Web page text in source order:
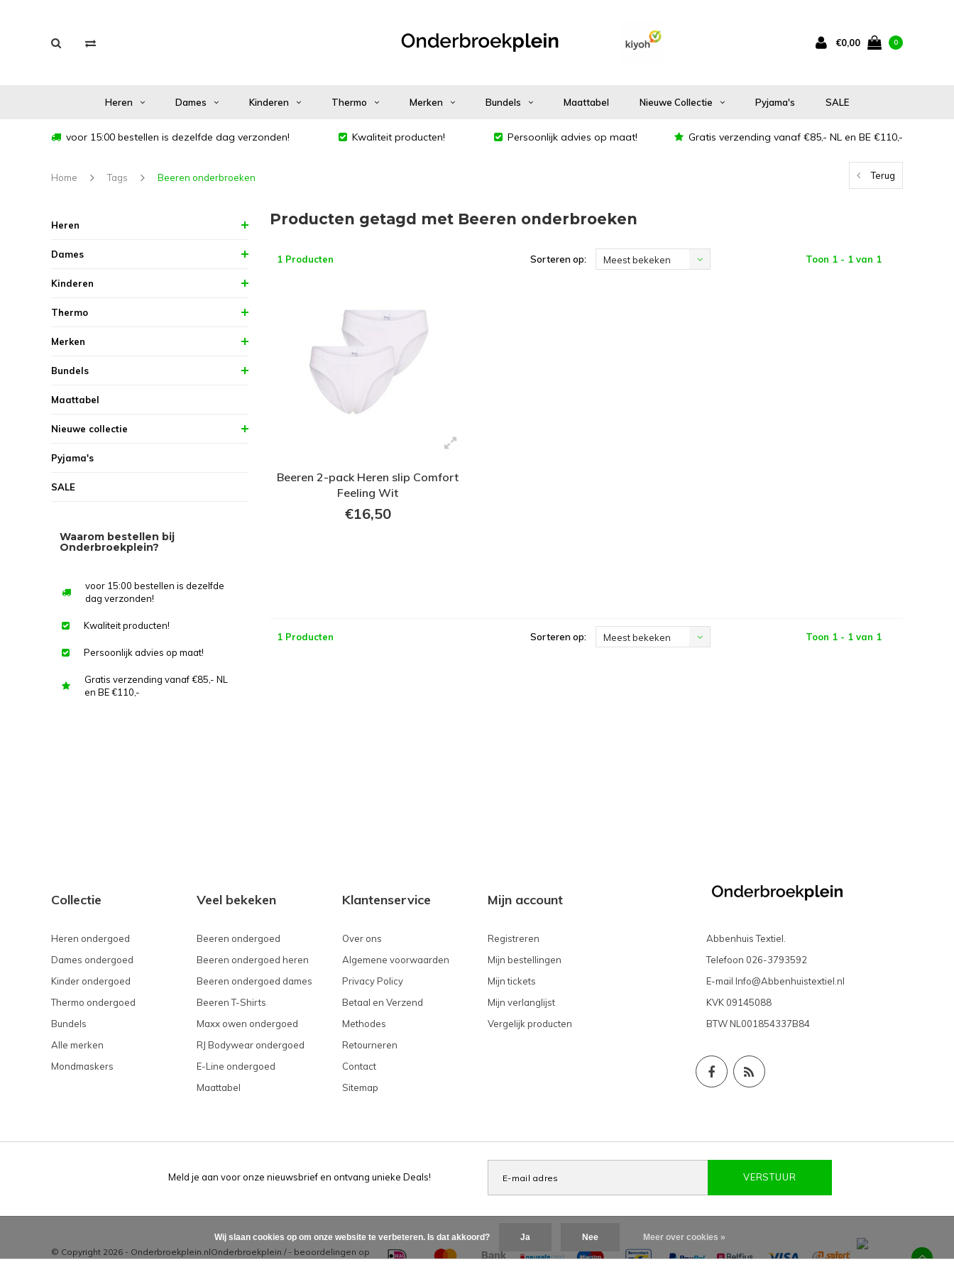
€0,00 0
Heren Dames Kinderen Thermo Merken Bundels Maattabel Nieuwe Collectie Pyjama's SALE
voor 15:00 bestellen is dezelfde dag verzonden! Kwaliteit producten! Persoonlijk advies op maat! Gratis verzending vanaf €85,- NL en BE €110,-
Home Tags Beeren onderbroeken Terug
Heren
Dames
Kinderen
Thermo
Merken
Bundels
Maattabel
Nieuwe collectie
Pyjama's
SALE
Waarom bestellen bij
Onderbroekplein?
voor 15:00 bestellen is dezelfde
dag verzonden!
Kwaliteit producten!
Persoonlijk advies op maat!
Gratis verzending vanaf €85,- NL
en BE €110,-
Producten getagd met Beeren onderbroeken
1 Producten Sorteren op: Meest bekeken Toon 1 - 1 van 1
Beeren 2-pack Heren slip Comfort
Feeling Wit
€16,50
1 Producten Sorteren op: Meest bekeken Toon 1 - 1 van 1
Collectie
Heren ondergoed
Dames ondergoed
Kinder ondergoed
Thermo ondergoed
Bundels
Alle merken
Mondmaskers
Veel bekeken
Beeren ondergoed
Beeren ondergoed heren
Beeren ondergoed dames
Beeren T-Shirts
Maxx owen ondergoed
RJ Bodywear ondergoed
E-Line ondergoed
Maattabel
Klantenservice
Over ons
Algemene voorwaarden
Privacy Policy
Betaal en Verzend
Methodes
Retourneren
Contact
Sitemap
Mijn account
Registreren
Mijn bestellingen
Mijn tickets
Mijn verlanglijst
Vergelijk producten
Abbenhuis Textiel.
Telefoon 026-3793592
E-mail Info@Abbenhuistextiel.nl
KVK 09145088
BTW NL001854337B84
Meld je aan voor onze nieuwsbrief en ontvang unieke Deals! VERSTUUR
© Copyright 2026 - Onderbroekplein.nlOnderbroekplein / - beoordelingen op
Wij slaan cookies op om onze website te verbeteren. Is dat akkoord? Ja Nee Meer over cookies »